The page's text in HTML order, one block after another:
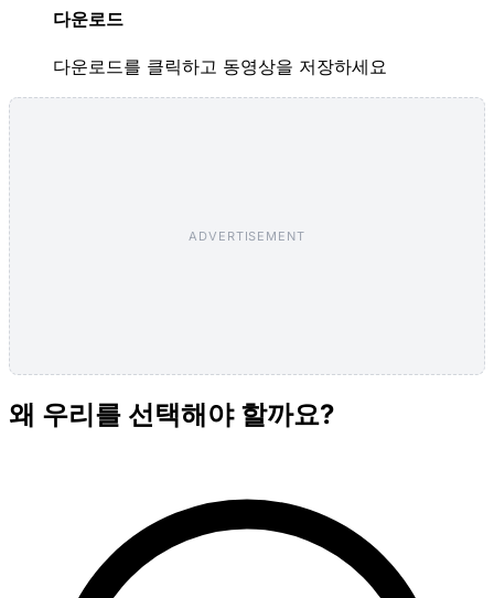
다운로드
다운로드를 클릭하고 동영상을 저장하세요
ADVERTISEMENT
왜 우리를 선택해야 할까요?